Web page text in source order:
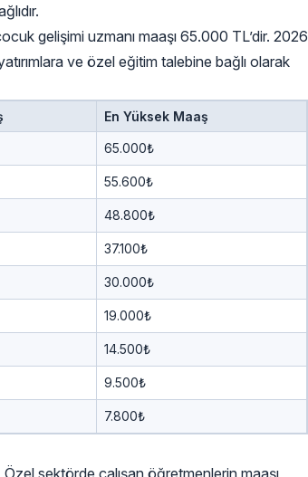
gelişimi uzmanı maaşı 65.000 TL’dir. 2026
ve özel eğitim talebine bağlı olarak
En Yüksek Maaş
65.000₺
55.600₺
48.800₺
37.100₺
30.000₺
19.000₺
14.500₺
9.500₺
7.800₺
sektörde çalışan öğretmenlerin maaşı